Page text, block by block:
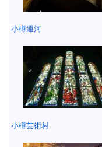
小樽運河
小樽芸術村